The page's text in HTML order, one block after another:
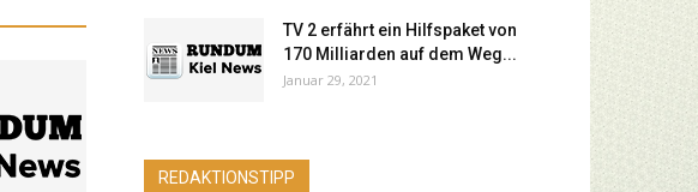
TV 2 erfährt ein Hilfspaket von
170 Milliarden auf dem Weg...
Januar 29, 2021
REDAKTIONSTIPP